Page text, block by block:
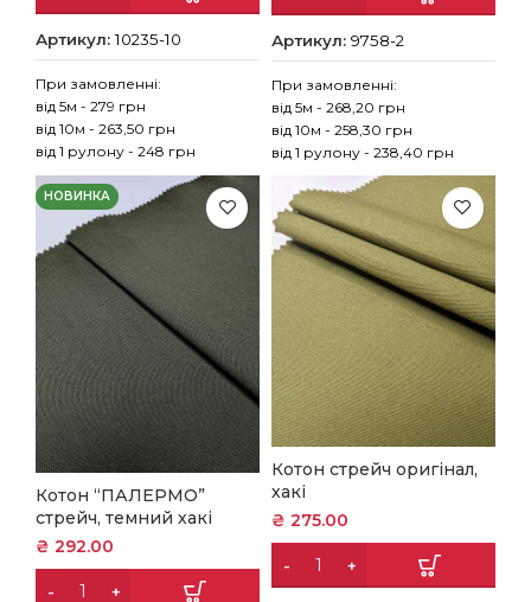
Артикул:10235-10
При замовленні:
від 5м - 279 грн
від 10м - 263,50 грн
від 1 рулону - 248 грн
Артикул: 9758-2
При замовленні:
від 5м - 268,20 грн
від 10м - 258,30 грн
від 1 рулону - 238,40 грн
НОВИНКА
Котон “ПАЛЕРМО”
стрейч, темний хакі
₴ 292.00
Котон стрейч оригінал,
хакі
₴ 275.00